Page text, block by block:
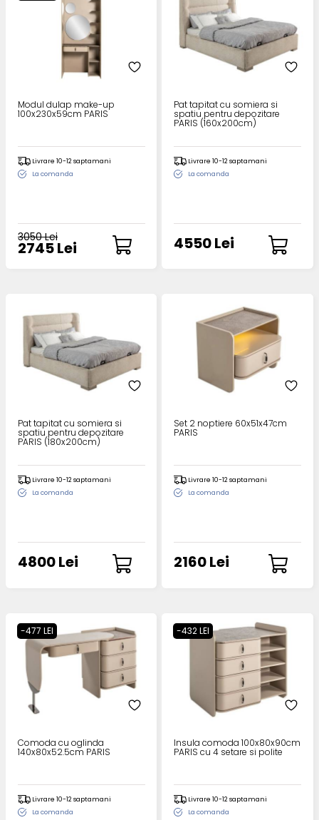
Modul dulap make-up
100x230x59cm PARIS
Livrare 10-12 saptamani
La comanda
3050 Lei
2745 Lei
Pat tapitat cu somiera si
spatiu pentru depozitare
PARIS (160x200cm)
Livrare 10-12 saptamani
La comanda
4550 Lei
Pat tapitat cu somiera si
spatiu pentru depozitare
PARIS (180x200cm)
Livrare 10-12 saptamani
La comanda
4800 Lei
Set 2 noptiere 60x51x47cm
PARIS
Livrare 10-12 saptamani
La comanda
2160 Lei
-477 LEI
Comoda cu oglinda
140x80x52.5cm PARIS
Livrare 10-12 saptamani
La comanda
-432 LEI
Insula comoda 100x80x90cm
PARIS cu 4 setare si polite
Livrare 10-12 saptamani
La comanda